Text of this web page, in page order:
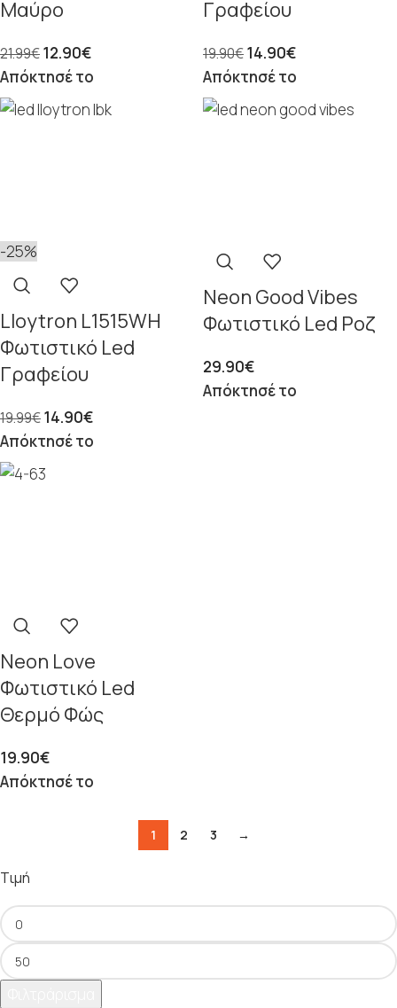
Τιμή
Μαύρο
21.99€12.90€
Απόκτησέ το
Γραφείου
19.90€14.90€
Απόκτησέ το
-25%
Lloytron L1515WH
Φωτιστικό Led
Γραφείου
19.99€14.90€
Απόκτησέ το
Neon Good Vibes
Φωτιστικό Led Ροζ
29.90€
Απόκτησέ το
Neon Love
Φωτιστικό Led
Θερμό Φώς
19.90€
Απόκτησέ το
1 2 3 →